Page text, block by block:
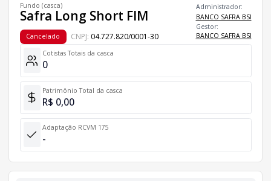
Fundo (casca)
Safra Long Short FIM
Cancelado CNPJ: 04.727.820/0001-30
Administrador:
BANCO SAFRA BSI
Gestor:
BANCO SAFRA BSI
Cotistas Totais da casca
0
Patrimônio Total da casca
R$ 0,00
Adaptação RCVM 175
-